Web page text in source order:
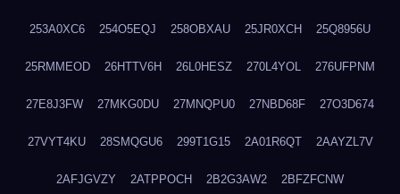
253A0XC6 254O5EQJ 258OBXAU 25JR0XCH 25Q8956U
25RMMEOD 26HTTV6H 26L0HESZ 270L4YOL 276UFPNM
27E8J3FW 27MKG0DU 27MNQPU0 27NBD68F 27O3D674
27VYT4KU 28SMQGU6 299T1G15 2A01R6QT 2AAYZL7V
2AFJGVZY 2ATPPOCH 2B2G3AW2 2BFZFCNW